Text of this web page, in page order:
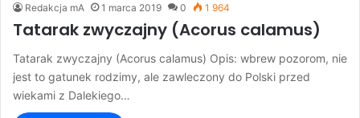
Redakcja mA 1 marca 2019 0 1 964
Tatarak zwyczajny (Acorus calamus)
Tatarak zwyczajny (Acorus calamus) Opis: wbrew pozorom, nie
jest to gatunek rodzimy, ale zawleczony do Polski przed
wiekami z Dalekiego…